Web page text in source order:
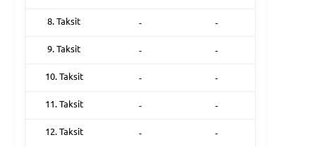
8. Taksit - -
9. Taksit - -
10. Taksit - -
11. Taksit - -
12. Taksit - -